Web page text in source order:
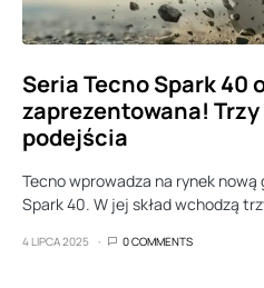
Seria Tecno Spark 40
zaprezentowana!
podejścia
Tecno wprowadza na rynek
Spark 40. W jej skład wchodzą
4 LIPCA 2025 0 COMMENTS